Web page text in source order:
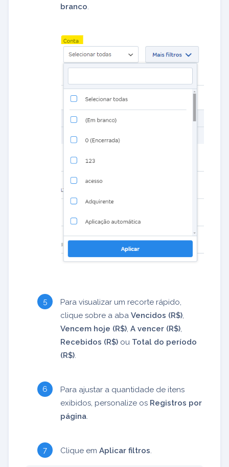
branco.
Para visualizar um recorte rápido,
clique sobre a aba Vencidos (R$)
Vencem hoje (R$) A vencer (R$)
Recebidos (R$) ou Total do período
(R$)
Para ajustar a quantidade de itens
exibidos, personalize os Registros por
página
Clique em Aplicar filtros